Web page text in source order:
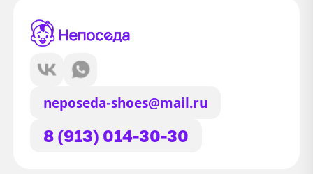
neposeda-shoes@mail.ru
8 (913) 014-30-30